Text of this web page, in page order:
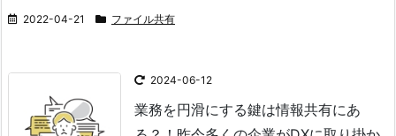
2022-04-21 ファイル共有
2024-06-12
業務を円滑にする鍵は情報共有にあ